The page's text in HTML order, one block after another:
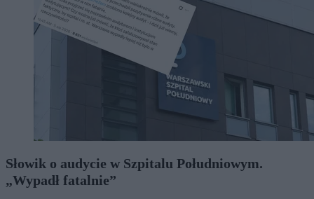
Słowik o audycie w Szpitalu Południowym.
„Wypadł fatalnie”